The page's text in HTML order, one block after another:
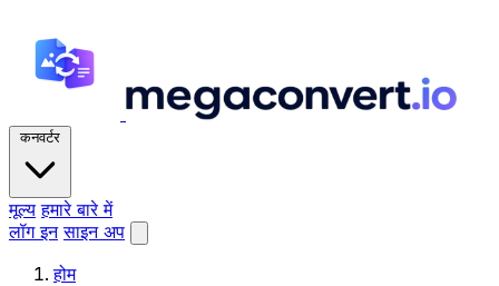
कनवर्टर
मूल्य हमारे बारे में
लॉग इन साइन अप
होम